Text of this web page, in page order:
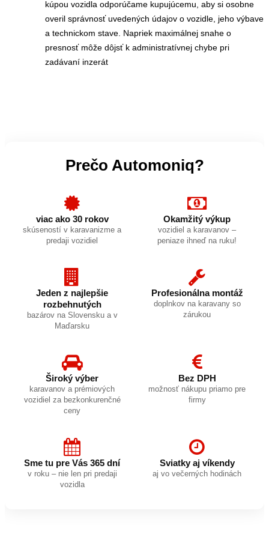
kúpou vozidla odporúčame kupujúcemu, aby si osobne
overil správnosť uvedených údajov o vozidle, jeho výbave
a technickom stave. Napriek maximálnej snahe o
presnosť môže dôjsť k administratívnej chybe pri
zadávaní inzerát
Prečo Automoniq?
viac ako 30 rokov
skúseností v karavanizme a
predaji vozidiel
Okamžitý výkup
vozidiel a karavanov –
peniaze ihneď na ruku!
Jeden z najlepšie
rozbehnutých
bazárov na Slovensku a v
Maďarsku
Profesionálna montáž
doplnkov na karavany so
zárukou
Široký výber
karavanov a prémiových
vozidiel za bezkonkurenčné
ceny
Bez DPH
možnosť nákupu priamo pre
firmy
Sme tu pre Vás 365 dní
v roku – nie len pri predaji
vozidla
Sviatky aj víkendy
aj vo večerných hodinách